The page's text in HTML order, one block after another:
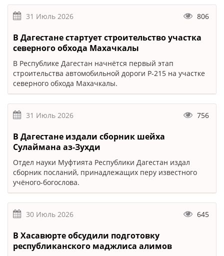
31 Июль 2026 806
В Дагестане стартует строительство участка
северного обхода Махачкалы
В Республике Дагестан начнётся первый этап
строительства автомобильной дороги Р-215 на участке
северного обхода Махачкалы.
31 Июль 2026 756
В Дагестане издали сборник шейха
Сулаймана аз-Зухди
Отдел науки Муфтията Республики Дагестан издал
сборник посланий, принадлежащих перу известного
учёного-богослова.
30 Июль 2026 645
В Хасавюрте обсудили подготовку
республиканского маджлиса алимов